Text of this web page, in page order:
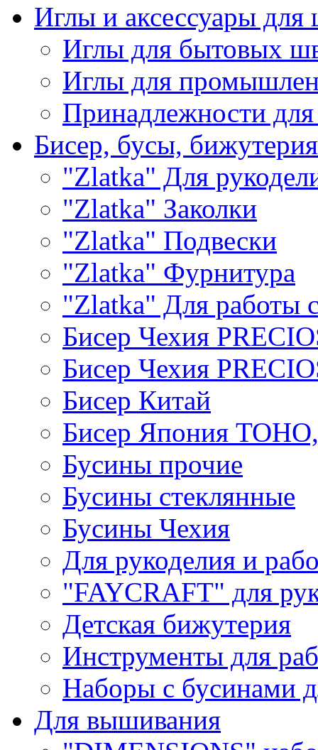
Иглы и аксессуары
Иглы для бытовых
Иглы для
Принадлежности
Бисер, бусы, бижутерия
"Zlatka" Для
"Zlatka" Заколки
"Zlatka" Подвески
"Zlatka" Фурнитура
"Zlatka" Для работы
Бисер Чехия
Бисер Чехия
Бисер Китай
Бисер Япония
Бусины прочие
Бусины стеклянные
Бусины Чехия
Для рукоделия и
"FAYCRAFT" для
Детская бижутерия
Инструменты для
Наборы с бусинами
Для вышивания